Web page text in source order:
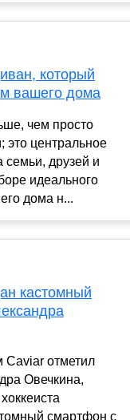
который
вашего дома
чем просто
это центральное
семьи, друзей и
идеального
дома н...
кастомный
отметил
Овечкина,
смартфон с